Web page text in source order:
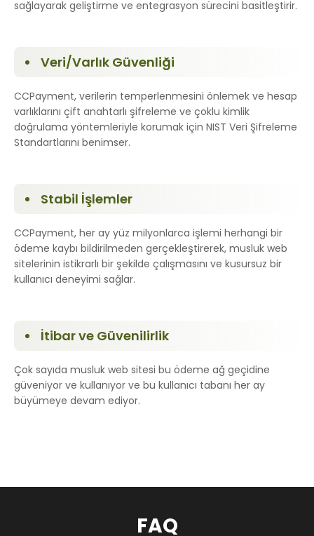
sağlayarak geliştirme ve entegrasyon sürecini basitleştirir.
Veri/Varlık Güvenliği
CCPayment, verilerin temperlenmesini önlemek ve hesap
varlıklarını çift anahtarlı şifreleme ve çoklu kimlik
doğrulama yöntemleriyle korumak için NIST Veri Şifreleme
Standartlarını benimser.
Stabil İşlemler
CCPayment, her ay yüz milyonlarca işlemi herhangi bir
ödeme kaybı bildirilmeden gerçekleştirerek, musluk web
sitelerinin istikrarlı bir şekilde çalışmasını ve kusursuz bir
kullanıcı deneyimi sağlar.
İtibar ve Güvenilirlik
Çok sayıda musluk web sitesi bu ödeme ağ geçidine
güveniyor ve kullanıyor ve bu kullanıcı tabanı her ay
büyümeye devam ediyor.
FAQ